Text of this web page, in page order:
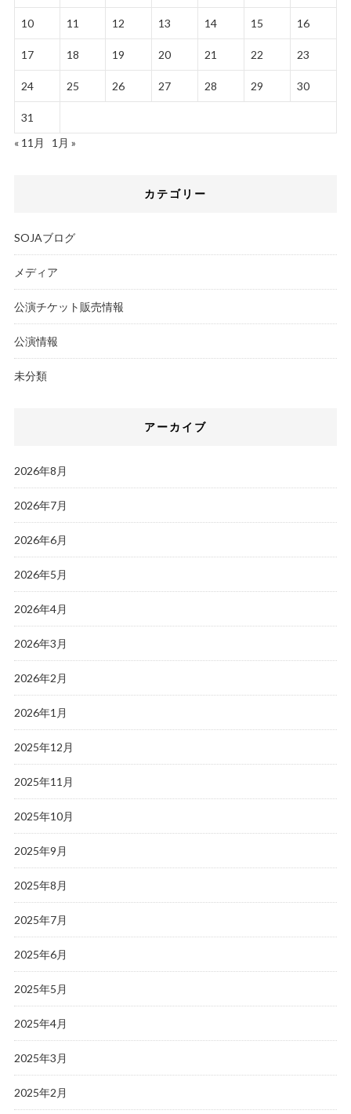
10 11 12 13 14 15 16
17 18 19 20 21 22 23
24 25 26 27 28 29 30
31
« 11月
1月 »
カテゴリー
SOJAブログ
メディア
公演チケット販売情報
公演情報
未分類
アーカイブ
2026年8月
2026年7月
2026年6月
2026年5月
2026年4月
2026年3月
2026年2月
2026年1月
2025年12月
2025年11月
2025年10月
2025年9月
2025年8月
2025年7月
2025年6月
2025年5月
2025年4月
2025年3月
2025年2月